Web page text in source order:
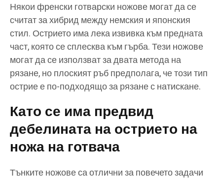
Някои френски готварски ножове могат да се
считат за хибрид между немския и японския
стил. Острието има лека извивка към предната
част, която се сплесква към гърба. Тези ножове
могат да се използват за двата метода на
рязане, но плоският ръб предполага, че този тип
острие е по-подходящо за рязане с натискане.
Като се има предвид
дебелината на острието на
ножа на готвача
Тънките ножове са отлични за повечето задачи